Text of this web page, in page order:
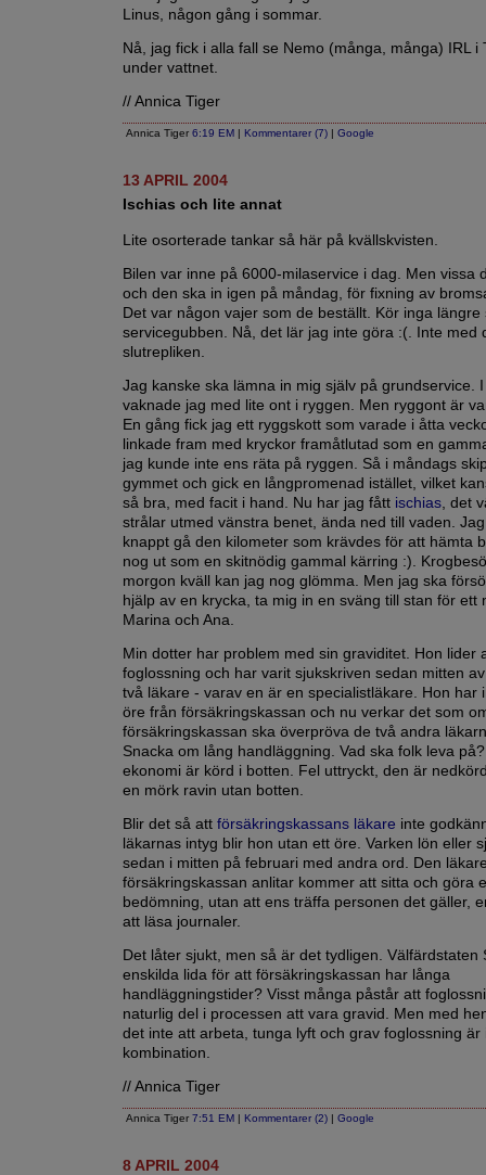
Linus, någon gång i sommar.
Nå, jag fick i alla fall se Nemo (många, många) IRL i
under vattnet.
// Annica Tiger
Annica Tiger 6:19 EM | Kommentarer (7) | Google
13 APRIL 2004
Ischias och lite annat
Lite osorterade tankar så här på kvällskvisten.
Bilen var inne på 6000-milaservice i dag. Men vissa
och den ska in igen på måndag, för fixning av
Det var någon vajer som de beställt. Kör inga längre
servicegubben. Nå, det lär jag inte göra :(. Inte med
slutrepliken.
Jag kanske ska lämna in mig själv på grundservice.
vaknade jag med lite ont i ryggen. Men ryggont är
En gång fick jag ett ryggskott som varade i åtta
linkade fram med kryckor framåtlutad som en
jag kunde inte ens räta på ryggen. Så i måndags
gymmet och gick en långpromenad istället, vilket
så bra, med facit i hand. Nu har jag fått ischias, det
strålar utmed vänstra benet, ända ned till vaden.
knappt gå den kilometer som krävdes för att hämta
nog ut som en skitnödig gammal kärring :).
morgon kväll kan jag nog glömma. Men jag ska
hjälp av en krycka, ta mig in en sväng till stan för ett
Marina och Ana.
Min dotter har problem med sin graviditet. Hon lider
foglossning och har varit sjukskriven sedan mitten
två läkare - varav en är en specialistläkare. Hon har
öre från försäkringskassan och nu verkar det som
försäkringskassan ska överpröva de två andra
Snacka om lång handläggning. Vad ska folk leva
ekonomi är körd i botten. Fel uttryckt, den är
en mörk ravin utan botten.
Blir det så att försäkringskassans läkare inte
läkarnas intyg blir hon utan ett öre. Varken lön eller
sedan i mitten på februari med andra ord. Den
försäkringskassan anlitar kommer att sitta och göra
bedömning, utan att ens träffa personen det gäller,
att läsa journaler.
Det låter sjukt, men så är det tydligen. Välfärdstaten
enskilda lida för att försäkringskassan har långa
handläggningstider? Visst många påstår att
naturlig del i processen att vara gravid. Men med
det inte att arbeta, tunga lyft och grav foglossning är
kombination.
// Annica Tiger
Annica Tiger 7:51 EM | Kommentarer (2) | Google
8 APRIL 2004